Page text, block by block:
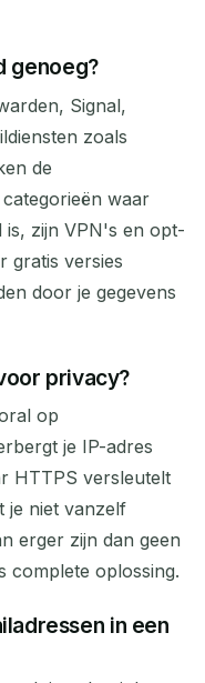
genoeg?
Signal,
zoals
de
waar
is, zijn VPN's en opt-
gratis versies
door je gegevens
privacy?
op
je IP-adres
HTTPS versleutelt
je niet vanzelf
erger zijn dan geen
complete oplossing.
in een